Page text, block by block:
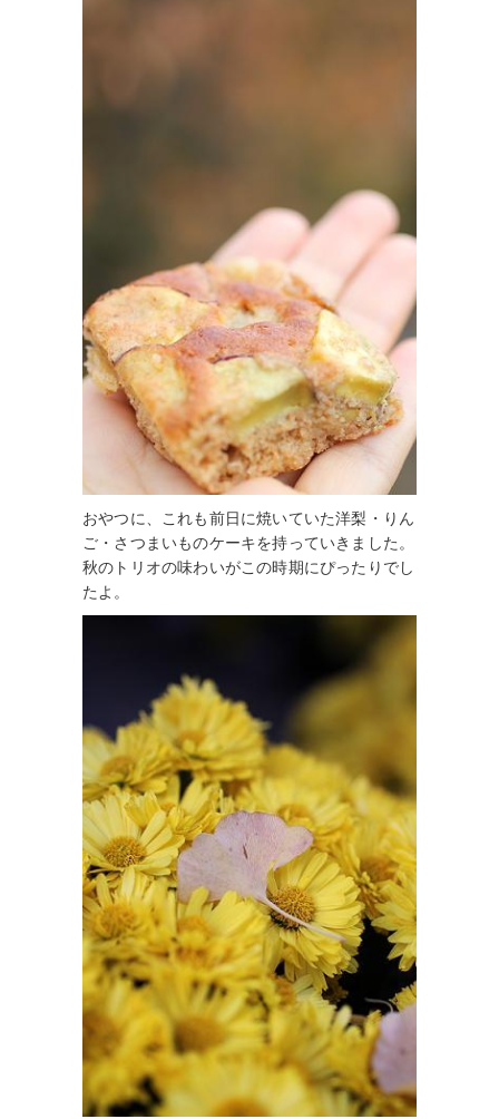
おやつに、これも前日に焼いていた洋梨・りん
ご・さつまいものケーキを持っていきました。
秋のトリオの味わいがこの時期にぴったりでし
たよ。